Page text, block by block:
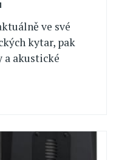
ve své
kytar, pak
a akustické